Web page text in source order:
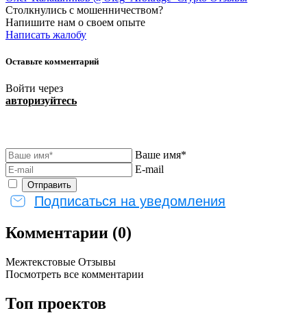
Столкнулись с мошенничеством?
Напишите нам о своем опыте
Написать жалобу
Оставьте комментарий
Войти через
авторизуйтесь
Ваше имя*
E-mail
Подписаться на уведомления
Комментарии (0)
Межтекстовые Отзывы
Посмотреть все комментарии
Топ проектов